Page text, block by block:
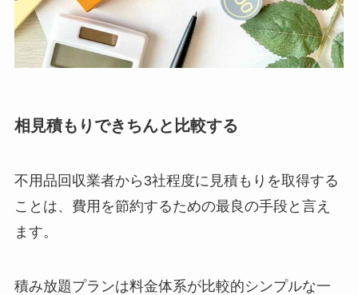
相見積もりできちんと比較する
不用品回収業者から3社程度に見積もりを取得する
ことは、費用を節約するための最良の手段と言え
ます。
積み放題プランは料金体系が比較的シンプルな一